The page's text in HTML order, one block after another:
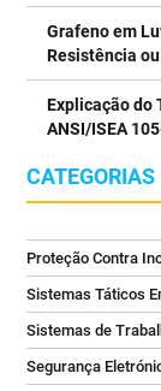
Uma solução
e
👉
Grafeno em
Resistência
Explicação do
ANSI/ISEA
CATEGORIAS
Proteção Contra
Sistemas Táticos
Sistemas de
Segurança